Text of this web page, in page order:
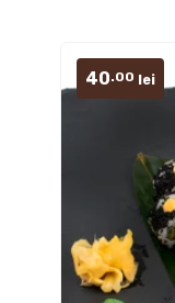
40.00 lei